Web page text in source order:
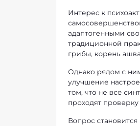
Интерес к
адаптогенными
традиционной
грибы, корень
Однако рядом с
улучшение
том, что не все
проходят
Вопрос